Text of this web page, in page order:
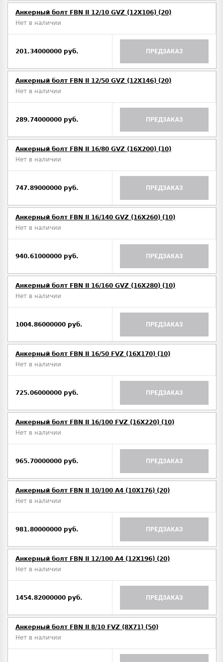
Анкерный болт FBN II 12/10 GVZ (12X106) (20)
Нет в наличии
201.34000000 руб. ПРЕДЗАКАЗ
Анкерный болт FBN II 12/50 GVZ (12X146) (20)
Нет в наличии
289.74000000 руб. ПРЕДЗАКАЗ
Анкерный болт FBN II 16/80 GVZ (16X200) (10)
Нет в наличии
747.89000000 руб. ПРЕДЗАКАЗ
Анкерный болт FBN II 16/140 GVZ (16X260) (10)
Нет в наличии
940.61000000 руб. ПРЕДЗАКАЗ
Анкерный болт FBN II 16/160 GVZ (16X280) (10)
Нет в наличии
1004.86000000 руб. ПРЕДЗАКАЗ
Анкерный болт FBN II 16/50 FVZ (16X170) (10)
Нет в наличии
725.06000000 руб. ПРЕДЗАКАЗ
Анкерный болт FBN II 16/100 FVZ (16X220) (10)
Нет в наличии
965.70000000 руб. ПРЕДЗАКАЗ
Анкерный болт FBN II 10/100 A4 (10X176) (20)
Нет в наличии
981.80000000 руб. ПРЕДЗАКАЗ
Анкерный болт FBN II 12/100 A4 (12X196) (20)
Нет в наличии
1454.82000000 руб. ПРЕДЗАКАЗ
Анкерный болт FBN II 8/10 FVZ (8X71) (50)
Нет в наличии